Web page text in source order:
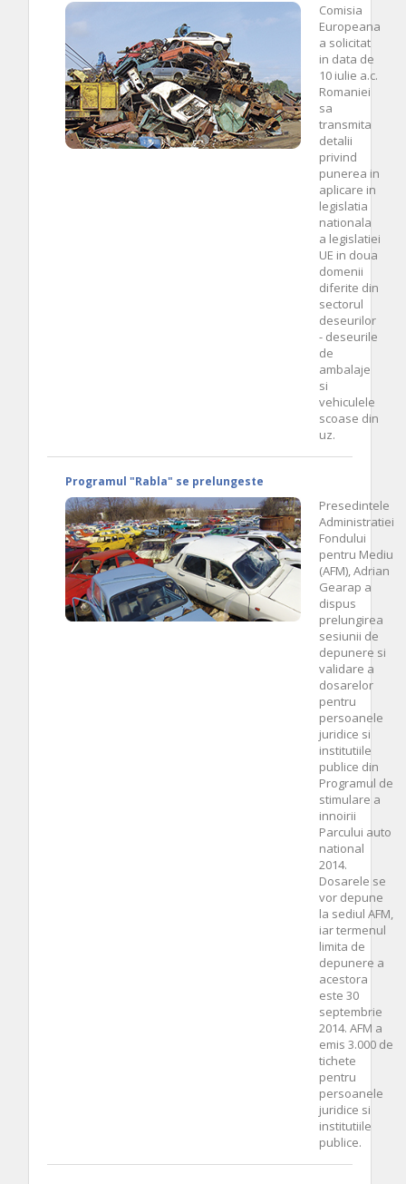
Comisia
Europeana
a solicitat
in data de
10 iulie a.c.
Romaniei
sa
transmita
detalii
privind
punerea in
aplicare in
legislatia
nationala
a legislatiei
UE in doua
domenii
diferite din
sectorul
deseurilor
- deseurile
de
ambalaje
si
vehiculele
scoase din
uz.
Programul "Rabla" se prelungeste
Presedintele
Administratiei
Fondului
pentru Mediu
(AFM), Adrian
Gearap a
dispus
prelungirea
sesiunii de
depunere si
validare a
dosarelor
pentru
persoanele
juridice si
institutiile
publice din
Programul de
stimulare a
innoirii
Parcului auto
national
2014.
Dosarele se
vor depune
la sediul AFM,
iar termenul
limita de
depunere a
acestora
este 30
septembrie
2014. AFM a
emis 3.000 de
tichete
pentru
persoanele
juridice si
institutiile
publice.